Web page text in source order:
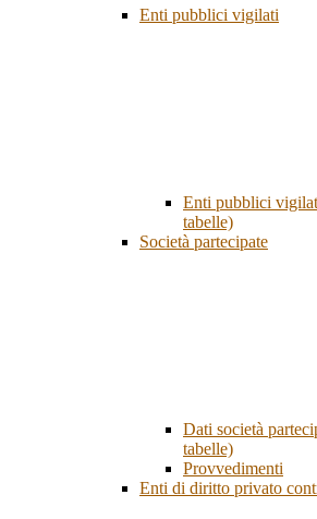
Enti pubblici vigilati
Enti pubblici
tabelle)
Società partecipate
Dati società
tabelle)
Provvedimenti
Enti di diritto privato